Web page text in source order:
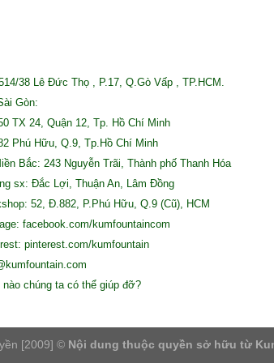
38 Lê Đức Thọ , P.17, Q.Gò Vấp , TP.HCM.
Gòn:
TX 24, Quận 12, Tp. Hồ Chí Minh
Phú Hữu, Q.9, Tp.Hồ Chí Minh
Bắc: 243 Nguyễn Trãi, Thành phố Thanh Hóa
sx: Đắc Lợi, Thuận An, Lâm Đồng
52, Đ.882, P.Phú Hữu, Q.9 (Cũ), HCM
facebook.com/kumfountaincom
pinterest.com/kumfountain
nào chúng ta có thể giúp đỡ?
[2009] © Nội dung thuộc quyền sở hữu từ